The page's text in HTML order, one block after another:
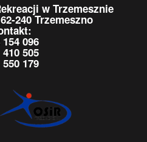
w Trzemesznie
240 Trzemeszno
154 096
410 505
550 179